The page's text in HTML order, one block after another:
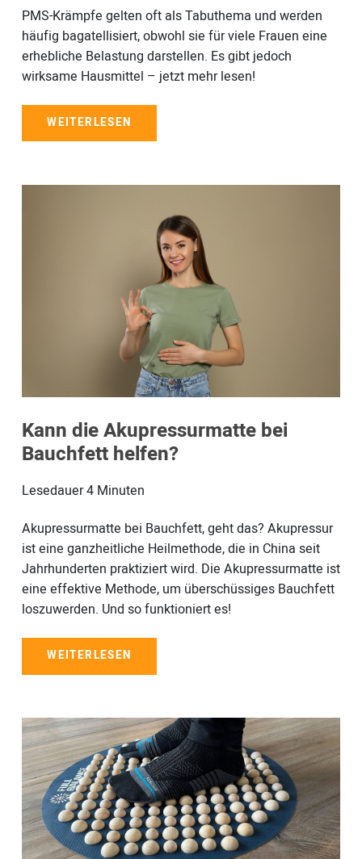
PMS-Krämpfe gelten oft als Tabuthema und werden
häufig bagatellisiert, obwohl sie für viele Frauen eine
erhebliche Belastung darstellen. Es gibt jedoch
wirksame Hausmittel – jetzt mehr lesen!
WEITERLESEN
Kann die Akupressurmatte bei
Bauchfett helfen?
Lesedauer4 Minuten
Akupressurmatte bei Bauchfett, geht das? Akupressur
ist eine ganzheitliche Heilmethode, die in China seit
Jahrhunderten praktiziert wird. Die Akupressurmatte ist
eine effektive Methode, um überschüssiges Bauchfett
loszuwerden. Und so funktioniert es!
WEITERLESEN